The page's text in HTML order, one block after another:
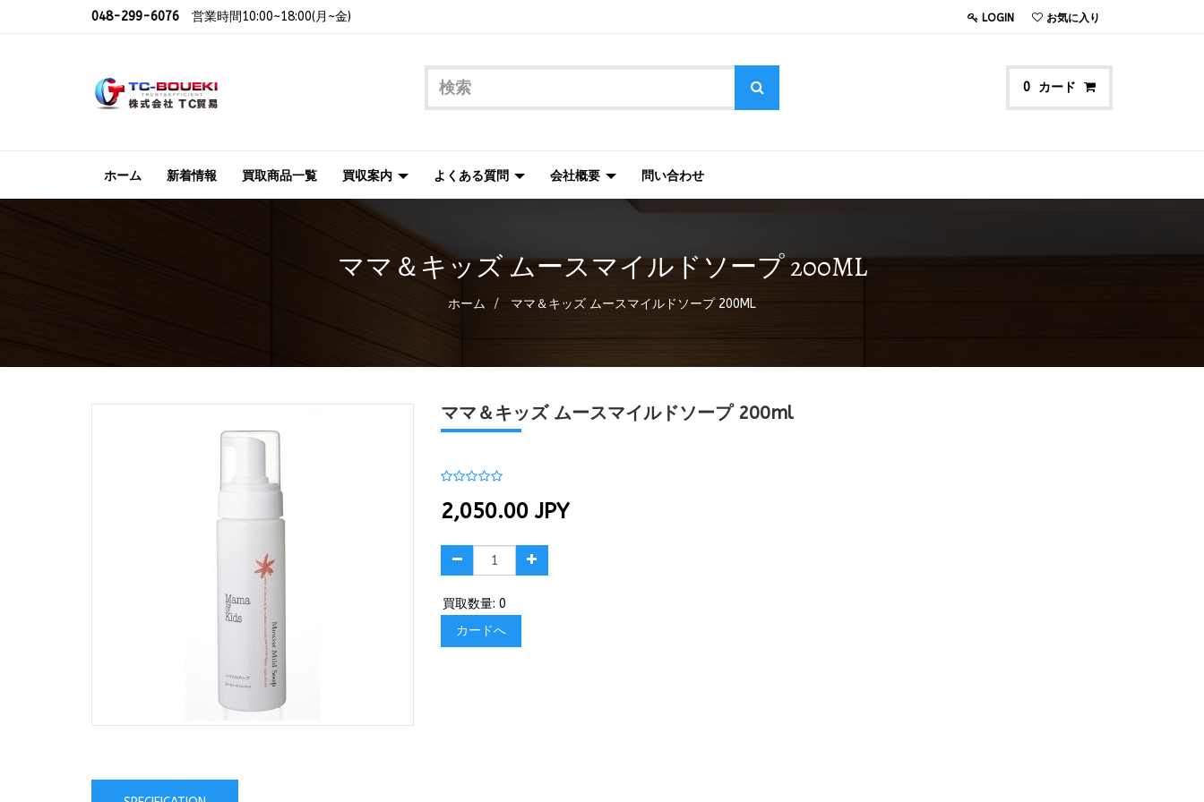
048-299-6076 営業時間10:00~18:00(月~金) LOGIN お気に入り
0 カード
ホーム 新着情報 買取商品一覧 買収案内 よくある質問 会社概要 問い合わせ
ママ＆キッズ ムースマイルドソープ 200ML
ホーム ママ＆キッズ ムースマイルドソープ 200ML
ママ＆キッズ ムースマイルドソープ 200ml
2,050.00 JPY
買取数量: 0
カードへ